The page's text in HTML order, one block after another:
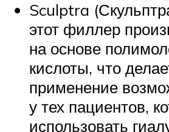
Sculptra
этот филлер
на основе
кислоты, что
применение
у тех пациентов,
использовать